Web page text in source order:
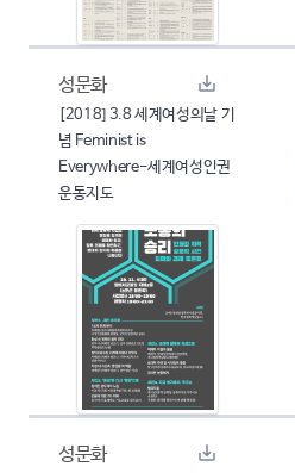
성문화
[2018] 3.8 세계여성의날 기
념 Feminist is
Everywhere-세계여성인권
운동지도
성문화